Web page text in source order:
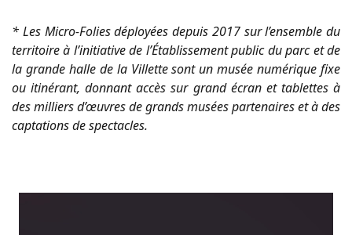
* Les Micro-Folies déployées depuis 2017 sur l’ensemble du
territoire à l’initiative de l’Établissement public du parc et de
la grande halle de la Villette sont un musée numérique fixe
ou itinérant, donnant accès sur grand écran et tablettes à
des milliers d’œuvres de grands musées partenaires et à des
captations de spectacles.